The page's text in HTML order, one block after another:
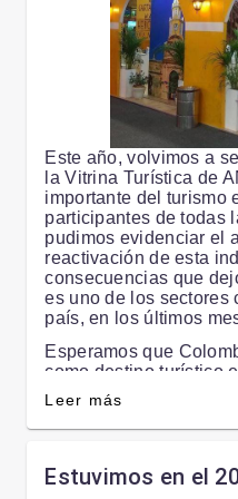
second to none.
State-of-the-Art
Advanced
integrated Wi-Fi,
and a custom sound
Premium Comfort:
seats, ambient
each passenger
cabin and windows
Safety First:
features, including
Why Choose the
Este año, volvimos a
la Vitrina Turística de
importante del turismo
participantes de todas
pudimos evidenciar el
reactivación de esta
consecuencias que
es uno de los sectores
país, en los últimos
Esperamos que
como destino turístico
espacios sirvan para
desarrollo del sector.
de Viaje y Turismo
de este evento, son un
Leer más
Estuvimos en el